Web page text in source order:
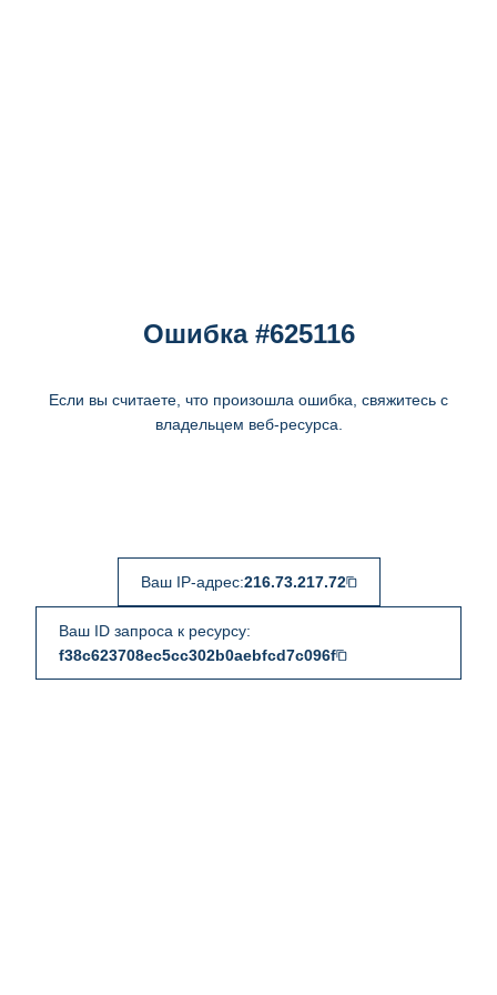
Ошибка #625116
Если вы считаете, что произошла ошибка, свяжитесь с
владельцем веб-ресурса.
Ваш IP-адрес:216.73.217.72
Ваш ID запроса к ресурсу:
f38c623708ec5cc302b0aebfcd7c096f